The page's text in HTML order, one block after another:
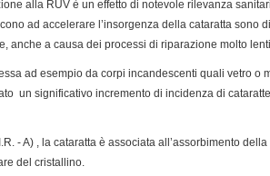
alla RUV è un effetto di notevole rilevanza
ad accelerare l’insorgenza della cataratta sono
anche a causa dei processi di riparazione molto
ad esempio da corpi incandescenti quali vetro o
un significativo incremento di incidenza di
- A) , la cataratta è associata all’assorbimento
del cristallino.